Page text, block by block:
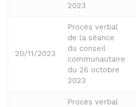
2023
20/11/2023
Procès verbal
de la séance
du conseil
communautaire
du 26 octobre
2023
Procès verbal